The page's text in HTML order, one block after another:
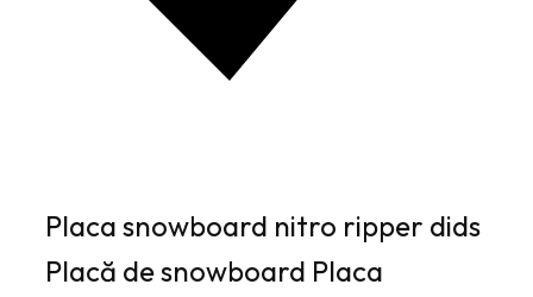
Placa snowboard nitro ripper dids
Placă de snowboard Placa